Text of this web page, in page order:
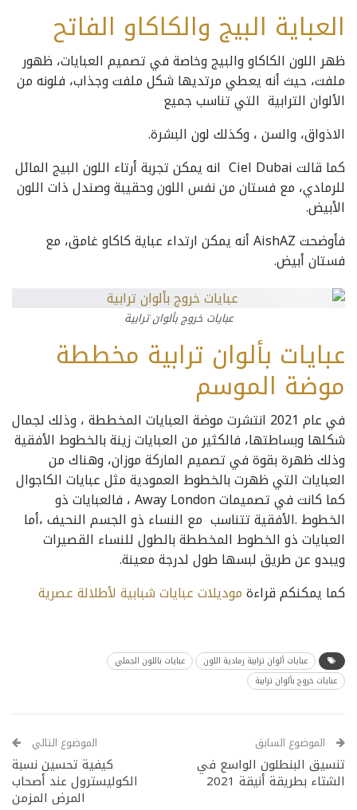
العباية البيج والكاكاو الفاتح
ظهر اللون الكاكاو والبيج وخاصة في تصميم العبايات، ظهور
ملفت، حيث أنه يعطي مرتديها شكل ملفت وجذاب، فلونه من
الألوان الترابية التي تناسب جميع
الاذواق، والسن ، وكذلك لون البشرة.
كما قالت Ciel Dubai انه يمكن تجربة أرتاء اللون البيج المائل
للرمادي، مع فستان من نفس اللون وحقيبة وصندل ذات اللون
الأبيض.
فأوضحت AishAZ أنه يمكن ارتداء عباية كاكاو غامق، مع
فستان أبيض.
عبايات خروج بألوان ترابية
عبايات بألوان ترابية مخططة
موضة الموسم
في عام 2021 انتشرت موضة العبايات المخططة ، وذلك لجمال
شكلها وبساطتها، فالكثير من العبايات زينة بالخطوط الأفقية
وذلك ظهرة بقوة في تصميم الماركة موزان، وهناك من
العبايات التي ظهرت بالخطوط العمودية مثل عبايات الكاجوال
كما كانت في تصميمات Away London ، فالعبايات ذو
الخطوط .الأفقية تتناسب مع النساء ذو الجسم النحيف ،أما
العبايات ذو الخطوط المخططة بالطول للنساء القصيرات
ويبدو عن طريق لبسها طول لدرجة معينة.
كما يمكنكم قراءةموديلات عبايات شبابية لأطلالة عصرية
عبايات ألوان ترابية رمادية اللون
عبايات باللون الجملي
عبايات خروج بألوان ترابية
الموضوع السابق
تنسيق البنطلون الواسع في
الشتاء بطريقة أنيقة 2021
الموضوع التالي
كيفية تحسين نسبة
الكوليسترول عند أصحاب
المرض المزمن